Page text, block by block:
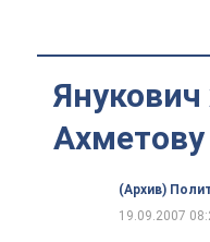
Ахметову
(Архив)
19.09.2007